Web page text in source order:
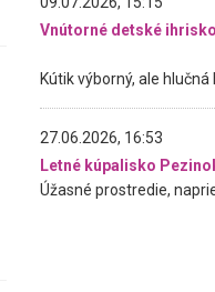
27.06.2026, 16:53
Letné kúpalisko